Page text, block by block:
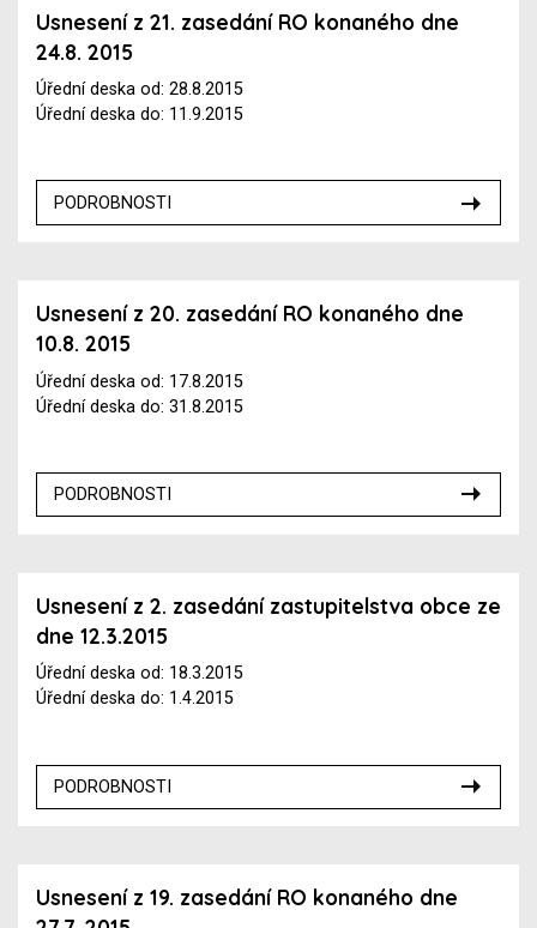
Usnesení z 21. zasedání RO konaného dne
24.8. 2015
Úřední deska od: 28.8.2015
Úřední deska do: 11.9.2015
PODROBNOSTI
Usnesení z 20. zasedání RO konaného dne
10.8. 2015
Úřední deska od: 17.8.2015
Úřední deska do: 31.8.2015
PODROBNOSTI
Usnesení z 2. zasedání zastupitelstva obce ze
dne 12.3.2015
Úřední deska od: 18.3.2015
Úřední deska do: 1.4.2015
PODROBNOSTI
Usnesení z 19. zasedání RO konaného dne